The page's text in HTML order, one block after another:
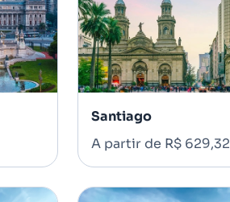
Santiago
A partir de R$ 629,32